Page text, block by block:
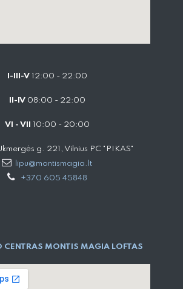
I-III-V 12:00 - 22:00
II-IV 08:00 - 22:00
VI - VII 10:00 - 20:00
g. 221, Vilnius PC "PIKAS"
lipu@montismagia.lt
+370 605 45848
CENTRAS MONTIS MAGIA LOFTAS